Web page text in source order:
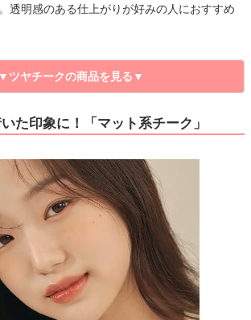
透明感のある仕上がりが好みの人におすすめ
▼ツヤチークの商品を見る▼
た印象に！「マット系チーク」